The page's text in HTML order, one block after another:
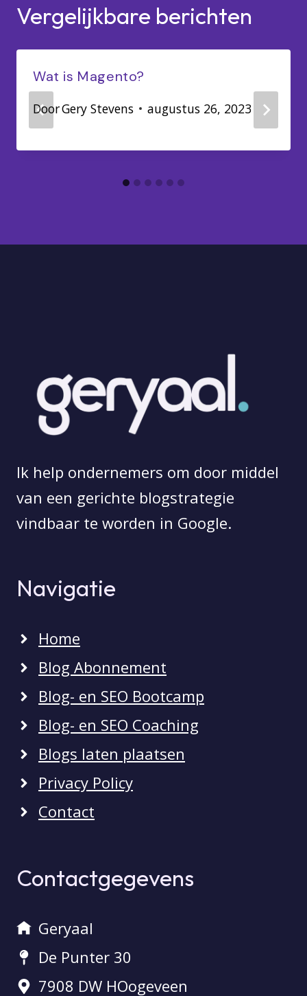
Vergelijkbare berichten
Wat is Magento?
DoorGery Stevens augustus 26, 2023
Ik help ondernemers om door middel
van een gerichte blogstrategie
vindbaar te worden in Google.
Navigatie
Home
Blog Abonnement
Blog- en SEO Bootcamp
Blog- en SEO Coaching
Blogs laten plaatsen
Privacy Policy
Contact
Contactgegevens
Geryaal
De Punter 30
7908 DW HOogeveen